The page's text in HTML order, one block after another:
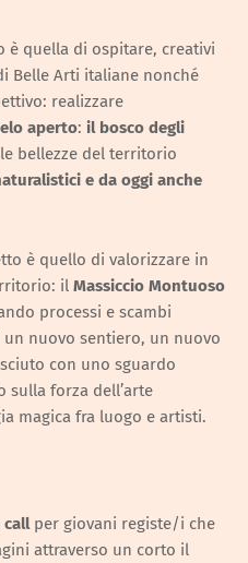
è quella di ospitare, creativi
Belle Arti italiane nonché
realizzare
aperto: il bosco degli
bellezze del territorio
e da oggi anche
è quello di valorizzare in
il Massiccio Montuoso
processi e scambi
nuovo sentiero, un nuovo
con uno sguardo
sulla forza dell’arte
magica fra luogo e artisti.
call per giovani registe/i che
attraverso un corto il